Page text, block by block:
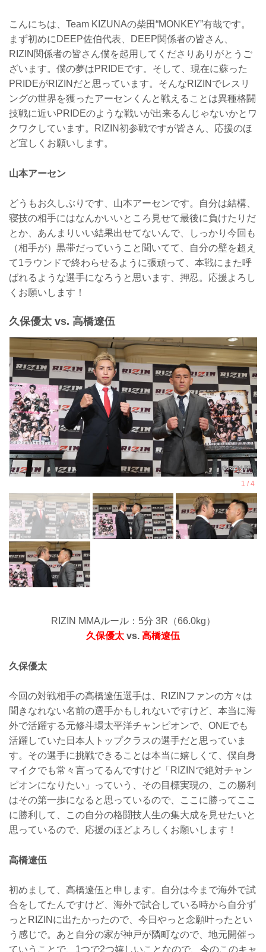
こんにちは、Team KIZUNAの柴田“MONKEY”有哉です。
まず初めにDEEP佐伯代表、DEEP関係者の皆さん、
RIZIN関係者の皆さん僕を起用してくださりありがとうご
ざいます。僕の夢はPRIDEです。そして、現在に蘇った
PRIDEがRIZINだと思っています。そんなRIZINでレスリ
ングの世界を獲ったアーセンくんと戦えることは異種格闘
技戦に近いPRIDEのような戦いが出来るんじゃないかとワ
クワクしています。RIZIN初参戦ですが皆さん、応援のほ
ど宜しくお願いします。
山本アーセン
どうもお久しぶりです、山本アーセンです。自分は結構、
寝技の相手にはなんかいいところ見せて最後に負けたりだ
とか、あんまりいい結果出せてないんで、しっかり今回も
（相手が）黒帯だっていうこと聞いてて、自分の壁を超え
て1ラウンドで終わらせるように張頑って、本戦にまた呼
ばれるような選手になろうと思います、押忍。応援よろし
くお願いします！
久保優太 vs. 高橋遼伍
RIZIN MMAルール：5分 3R（66.0kg）
久保優太 vs. 高橋遼伍
久保優太
今回の対戦相手の高橋遼伍選手は、RIZINファンの方々は
聞きなれない名前の選手かもしれないですけど、本当に海
外で活躍する元修斗環太平洋チャンピオンで、ONEでも
活躍していた日本人トップクラスの選手だと思っていま
す。その選手に挑戦できることは本当に嬉しくて、僕自身
マイクでも常々言ってるんですけど「RIZINで絶対チャン
ピオンになりたい」っていう、その目標実現の、この勝利
はその第一歩になると思っているので、ここに勝ってここ
に勝利して、この自分の格闘技人生の集大成を見せたいと
思っているので、応援のほどよろしくお願いします！
高橋遼伍
初めまして、高橋遼伍と申します。自分は今まで海外で試
合をしてたんですけど、海外で試合している時から自分ず
っとRIZINに出たかったので、今日やっと念願叶ったとい
う感じで。あと自分の家が神戸が隣町なので、地元開催っ
ていうことで、1つで2つ嬉しいことなので、今のこのキャ